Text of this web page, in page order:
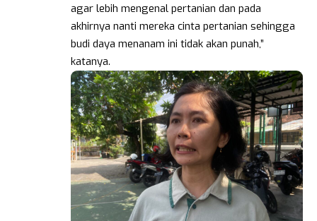
agar lebih mengenal pertanian dan pada
akhirnya nanti mereka cinta pertanian sehingga
budi daya menanam ini tidak akan punah,”
katanya.